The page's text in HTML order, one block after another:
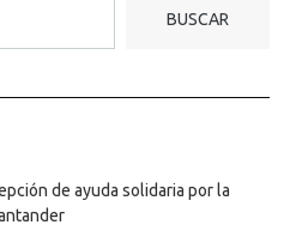
BUSCAR
de ayuda solidaria por la